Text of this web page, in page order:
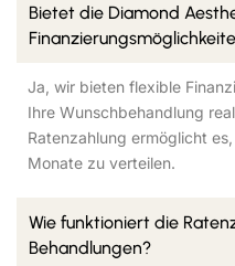
Bietet die Diamond
Ja, wir bieten flexible
Ihre Wunschbehandlung
Ratenzahlung ermöglicht
Monate zu verteilen.
Wie funktioniert die
Behandlungen?